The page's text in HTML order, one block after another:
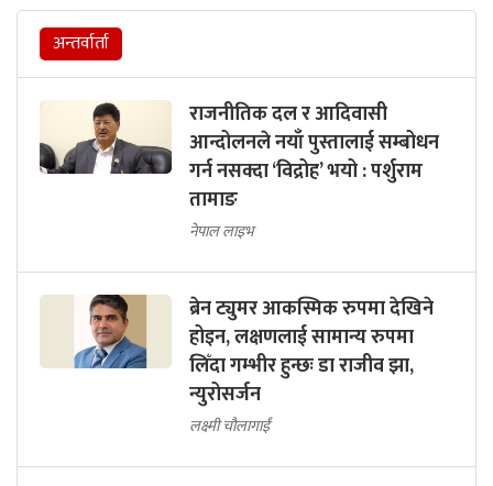
अन्तर्वार्ता
राजनीतिक दल र आदिवासी
आन्दोलनले नयाँ पुस्तालाई सम्बोधन
गर्न नसक्दा ‘विद्रोह’ भयो : पर्शुराम
तामाङ
नेपाल लाइभ
ब्रेन ट्युमर आकस्मिक रुपमा देखिने
होइन, लक्षणलाई सामान्य रुपमा
लिँदा गम्भीर हुन्छः डा राजीव झा,
न्युरोसर्जन
लक्ष्मी चौलागाईं